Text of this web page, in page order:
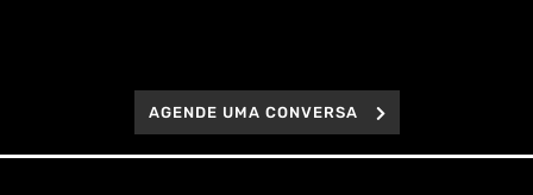
AGENDE UMA CONVERSA